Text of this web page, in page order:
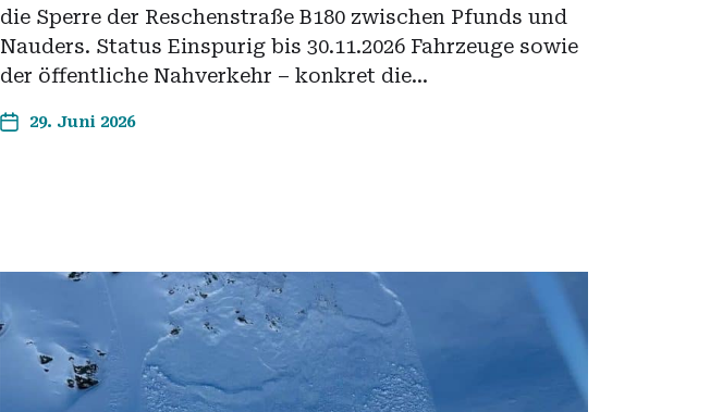
die Sperre der Reschenstraße B180 zwischen Pfunds und
Nauders. Status Einspurig bis 30.11.2026 Fahrzeuge sowie
der öffentliche Nahverkehr – konkret die…
29. Juni 2026